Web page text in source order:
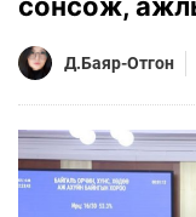
Д.Баяр-Отгон